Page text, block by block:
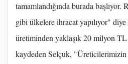
tamamlandığında burada
gibi ülkelere ihracat yapılıyor"
üretiminden yaklaşık 20 milyon TL
kaydeden Selçuk, "Üreticilerimizin